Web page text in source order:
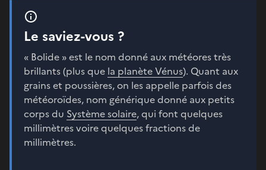
Le saviez-vous ?
« Bolide » est le nom donné aux météores très
brillants (plus que la planète Vénus). Quant aux
grains et poussières, on les appelle parfois des
météoroïdes, nom générique donné aux petits
corps du Système solaire, qui font quelques
millimètres voire quelques fractions de
millimètres.